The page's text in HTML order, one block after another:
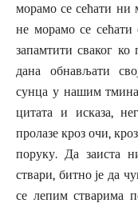
морамо се сећати ни
не морамо се сећати
запамтити сваког
дана обнављати
сунца у нашим
цитата и исказа,
пролазе кроз очи,
поруку. Да заиста
ствари, битно је да
се лепим стварима